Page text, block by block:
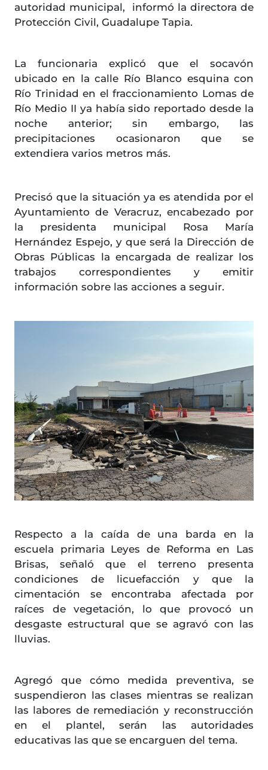
autoridad municipal, informó la directora de
Protección Civil, Guadalupe Tapia.
La funcionaria explicó que el socavón
ubicado en la calle Río Blanco esquina con
Río Trinidad en el fraccionamiento Lomas de
Río Medio II ya había sido reportado desde la
noche anterior; sin embargo, las
precipitaciones ocasionaron que se
extendiera varios metros más.
Precisó que la situación ya es atendida por el
Ayuntamiento de Veracruz, encabezado por
la presidenta municipal Rosa María
Hernández Espejo, y que será la Dirección de
Obras Públicas la encargada de realizar los
trabajos correspondientes y emitir
información sobre las acciones a seguir.
Respecto a la caída de una barda en la
escuela primaria Leyes de Reforma en Las
Brisas, señaló que el terreno presenta
condiciones de licuefacción y que la
cimentación se encontraba afectada por
raíces de vegetación, lo que provocó un
desgaste estructural que se agravó con las
lluvias.
Agregó que cómo medida preventiva, se
suspendieron las clases mientras se realizan
las labores de remediación y reconstrucción
en el plantel, serán las autoridades
educativas las que se encarguen del tema.